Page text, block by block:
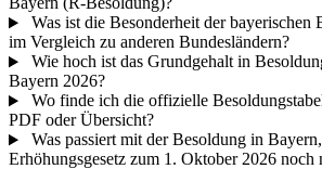
Was ist die Besonderheit der bayerischen
im Vergleich zu anderen Bundesländern?
Wie hoch ist das Grundgehalt in
Bayern 2026?
Wo finde ich die offizielle
PDF oder Übersicht?
Was passiert mit der Besoldung in
Erhöhungsgesetz zum 1. Oktober 2026 noch